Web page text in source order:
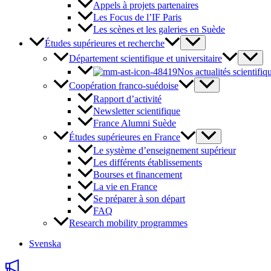
Appels à projets partenaires
Les Focus de l’IF Paris
Les scènes et les galeries en Suède
Études supérieures et recherche
Département scientifique et universitaire
Nos actualités
Coopération franco-suédoise
Rapport d’activité
Newsletter scientifique
France Alumni Suède
Études supérieures en France
Le système d’enseignement supérieur
Les différents établissements
Bourses et financement
La vie en France
Se préparer à son départ
FAQ
Research mobility programmes
Svenska